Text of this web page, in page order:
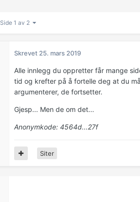
Side 1 av 2
Skrevet 25. mars 2019
Alle innlegg du oppretter får mange
tid og krefter på å fortelle deg at du
argumenterer, de fortsetter.
Gjesp... Men de om det...
Anonymkode: 4564d...27f
Siter